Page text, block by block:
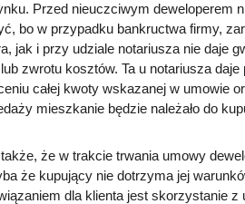
Przed nieuczciwym deweloperem
bo w przypadku bankructwa firmy,
jak i przy udziale notariusza nie daje
zwrotu kosztów. Ta u notariusza
całej kwoty wskazanej w umowie
mieszkanie będzie należało do
że w trakcie trwania umowy
że kupujący nie dotrzyma jej
dla klienta jest skorzystanie z